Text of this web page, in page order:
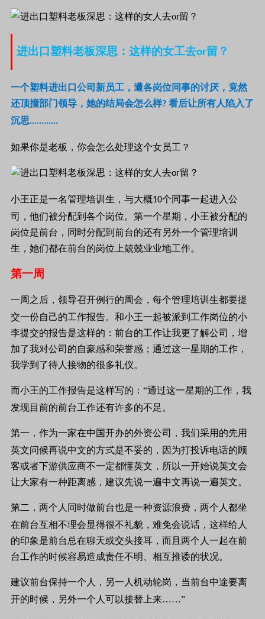
进出口塑料老板深思：这样的女工去or留？
一个塑料进出口公司新员工，遭各岗位同事的讨厌，竟然
还顶撞部门领导，她的结局会怎么样? 看后让所有人陷入了
沉思............
如果你是老板，你会怎么处理这个女员工？
小王正是一名管理培训生，与大概10个同事一起进入公
司，他们被分配到各个岗位。第一个星期，小王被分配的
岗位是前台，同时分配到前台的还有另外一个管理培训
生，她们都在前台的岗位上兢兢业业地工作。
第一周
一周之后，领导召开例行的周会，每个管理培训生都要提
交一份自己的工作报告。和小王一起被派到工作岗位的小
李提交的报告是这样的：前台的工作让我更了解公司，增
加了我对公司的自豪感和荣誉感；通过这一星期的工作，
我学到了待人接物的很多礼仪。
而小王的工作报告是这样写的：“通过这一星期的工作，我
发现目前的前台工作还有许多的不足。
第一，作为一家在中国开办的外资公司，我们采用的先用
英文问候再说中文的方式是不妥的，因为打投诉电话的顾
客或者下游供应商不一定都懂英文，所以一开始说英文会
让大家有一种距离感，建议先说一遍中文再说一遍英文。
第二，两个人同时做前台也是一种资源浪费，两个人都坐
在前台互相不理会显得很不礼貌，难免会说话，这样给人
的印象是前台总在聊天或交头接耳，而且两个人一起在前
台工作的时候容易造成责任不明、相互推诿的状况。
建议前台保持一个人，另一人机动轮岗， 当前台中途要离
开的时候，另外一个人可以接替上来……”